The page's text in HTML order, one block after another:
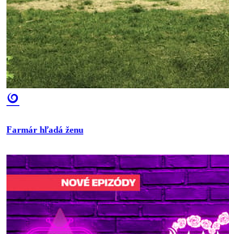
Farmár hľadá ženu